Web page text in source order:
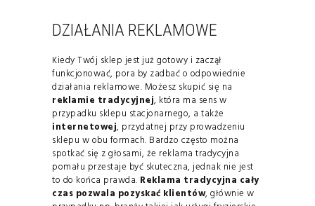
DZIAŁANIA REKLAMOWE
Kiedy Twój sklep jest już gotowy i zaczął
funkcjonować, pora by zadbać o odpowiednie
działania reklamowe. Możesz skupić się na
reklamie tradycyjnej, która ma sens w
przypadku sklepu stacjonarnego, a także
internetowej, przydatnej przy prowadzeniu
sklepu w obu formach. Bardzo często można
spotkać się z głosami, że reklama tradycyjna
pomału przestaje być skuteczna, jednak nie jest
to do końca prawda. Reklama tradycyjna cały
czas pozwala pozyskać klientów, głównie w